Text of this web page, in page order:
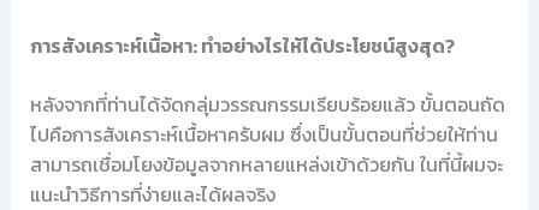
การสังเคราะห์เนื้อหา: ทำอย่างไรให้ได้ประโยชน์สูงสุด?
หลังจากที่ท่านได้จัดกลุ่มวรรณกรรมเรียบร้อยแล้ว ขั้นตอนถัด
ไปคือการสังเคราะห์เนื้อหาครับผม ซึ่งเป็นขั้นตอนที่ช่วยให้ท่าน
สามารถเชื่อมโยงข้อมูลจากหลายแหล่งเข้าด้วยกัน ในที่นี้ผมจะ
แนะนำวิธีการที่ง่ายและได้ผลจริง